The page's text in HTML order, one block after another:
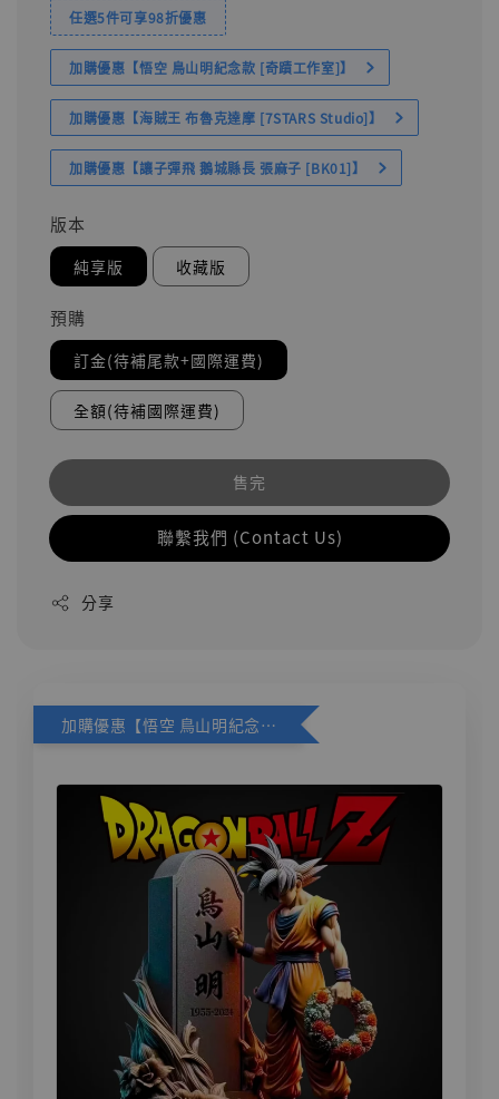
任選5件可享98折優惠
加購優惠【悟空 鳥山明紀念款 [奇蹟工作室]】
加購優惠【海賊王 布魯克達摩 [7STARS Studio]】
加購優惠【讓子彈飛 鵝城縣長 張麻子 [BK01]】
版本
純享版 收藏版
預購
訂金(待補尾款+國際運費)
全額(待補國際運費)
售完
聯繫我們 (Contact Us)
分享
加購優惠【悟空 鳥山明紀念款 [奇蹟工作室]】